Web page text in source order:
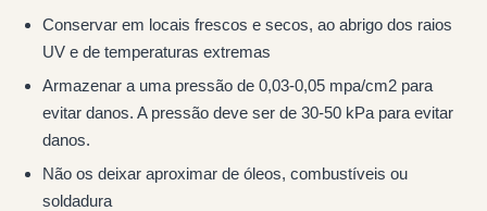
Conservar em locais frescos e secos, ao abrigo dos raios
UV e de temperaturas extremas
Armazenar a uma pressão de 0,03-0,05 mpa/cm2 para
evitar danos. A pressão deve ser de 30-50 kPa para evitar
danos.
Não os deixar aproximar de óleos, combustíveis ou
soldadura